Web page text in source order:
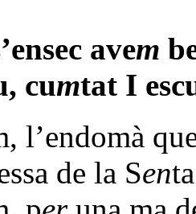
avem
cumtat I
l’endomà
de la Sen